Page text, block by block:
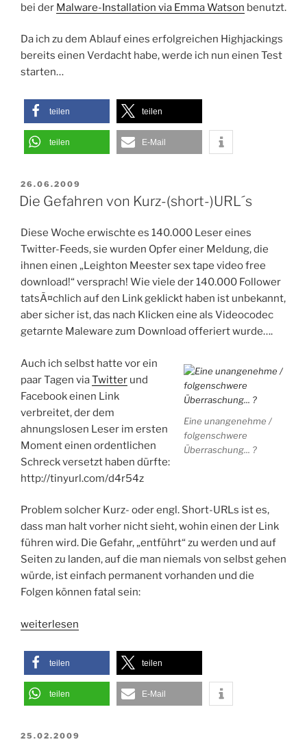
bei der Malware-Installation via Emma Watson benutzt.
Da ich zu dem Ablauf eines erfolgreichen Highjackings
bereits einen Verdacht habe, werde ich nun einen Test
starten…
teilen teilen
teilen E-Mail
VERÖFFENTLICHT
AM
26.06.2009
Die Gefahren von Kurz-(short-)URL´s
Diese Woche erwischte es 140.000 Leser eines
Twitter-Feeds, sie wurden Opfer einer Meldung, die
ihnen einen „Leighton Meester sex tape video free
download!“ versprach! Wie viele der 140.000 Follower
tatsÃ¤chlich auf den Link geklickt haben ist unbekannt,
aber sicher ist, das nach Klicken eine als Videocodec
getarnte Maleware zum Download offeriert wurde….
Eine unangenehme /
folgenschwere
Überraschung... ?
Auch ich selbst hatte vor ein
paar Tagen viaTwitter und
Facebook einen Link
verbreitet, der dem
ahnungslosen Leser im ersten
Moment einen ordentlichen
Schreck versetzt haben dürfte:
http://tinyurl.com/d4r54z
Problem solcher Kurz- oder engl. Short-URLs ist es,
dass man halt vorher nicht sieht, wohin einen der Link
führen wird. Die Gefahr, „entführt“ zu werden und auf
Seiten zu landen, auf die man niemals von selbst gehen
würde, ist einfach permanent vorhanden und die
Folgen können fatal sein:
„Die
von
Kurz-
(short-)URL
´s“
weiterlesen
teilen teilen
teilen E-Mail
VERÖFFENTLICHT
25.02.2009